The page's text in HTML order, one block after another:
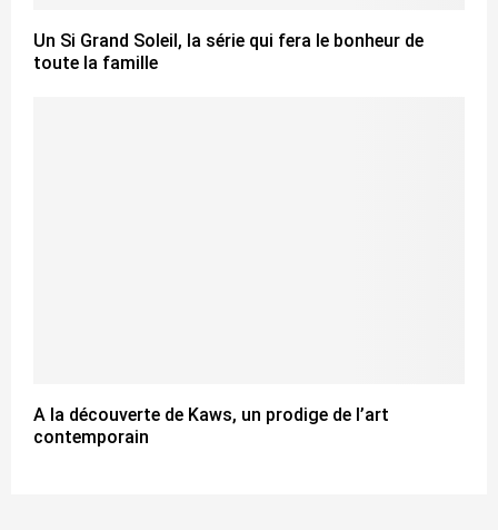
Un Si Grand Soleil, la série qui fera le bonheur de
toute la famille
A la découverte de Kaws, un prodige de l’art
contemporain